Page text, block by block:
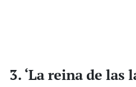
3. ‘La reina de las